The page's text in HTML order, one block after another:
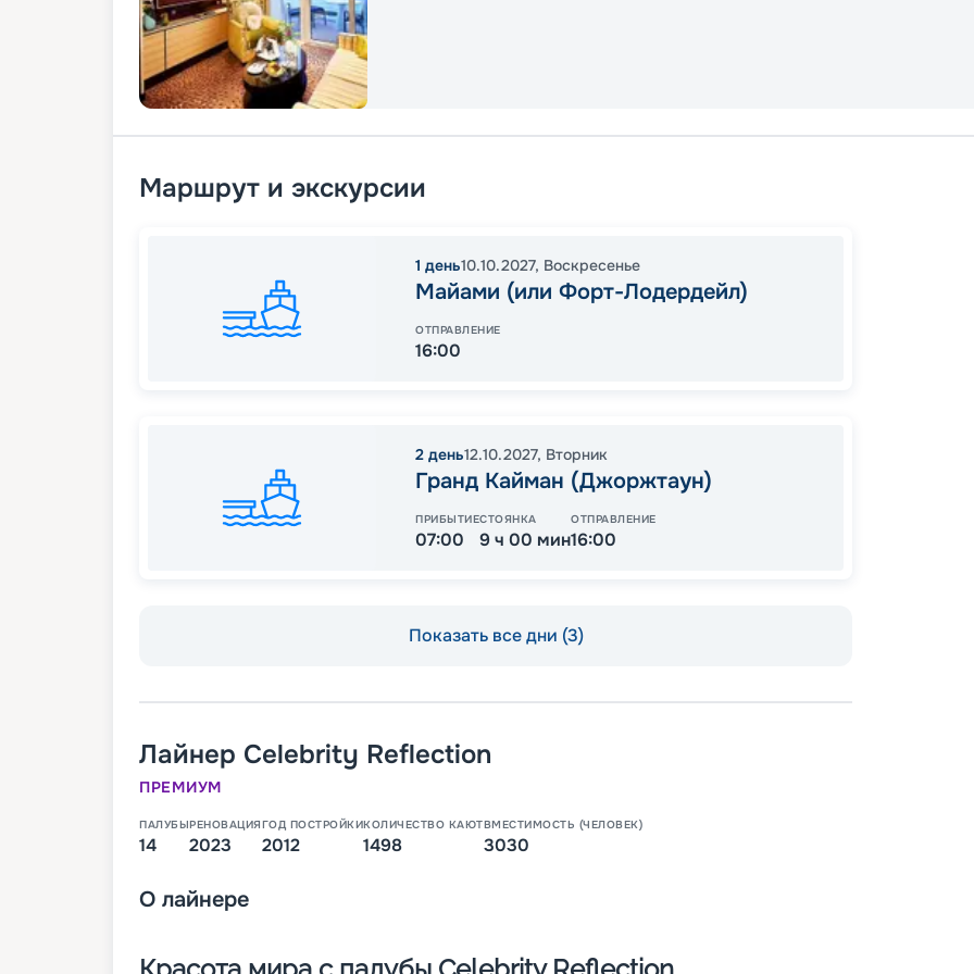
Маршрут и экскурсии
1 день10.10.2027, Воскресенье
Майами (или Форт-Лодердейл)
ОТПРАВЛЕНИЕ
16:00
2 день12.10.2027, Вторник
Гранд Кайман (Джоржтаун)
ПРИБЫТИЕ
07:00
СТОЯНКА
9 ч 00 мин
ОТПРАВЛЕНИЕ
16:00
Показать все дни (3)
Лайнер Celebrity Reflection
ПРЕМИУМ
ПАЛУБЫ
14
РЕНОВАЦИЯ
2023
ГОД ПОСТРОЙКИ
2012
КОЛИЧЕСТВО КАЮТ
1498
ВМЕСТИМОСТЬ (ЧЕЛОВЕК)
3030
О лайнере